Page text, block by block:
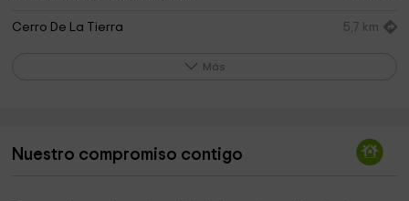
Cerro De La Tierra 5,7 km
Ermita Del Santo Cristo De La Peña
Ermita Virgen De Las Angustias 6,2 km
Más
Nuestro compromiso contigo